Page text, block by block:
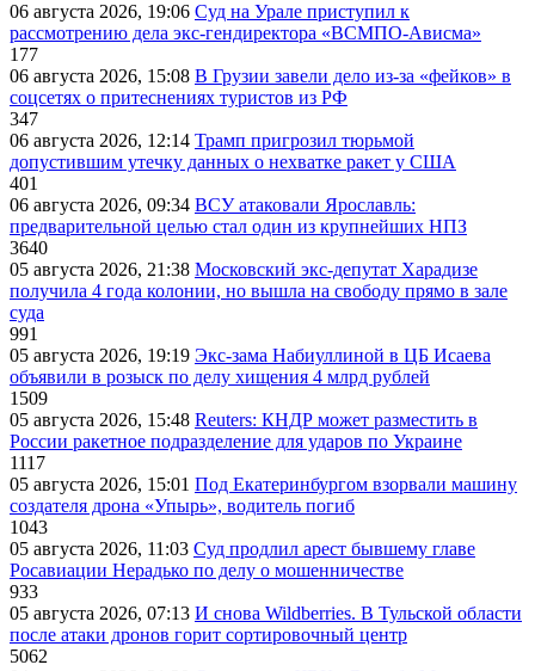
06 августа 2026, 19:06 Суд на Урале приступил к
рассмотрению дела экс-гендиректора «ВСМПО-Ависма»
177
06 августа 2026, 15:08 В Грузии завели дело из-за «фейков» в
соцсетях о притеснениях туристов из РФ
347
06 августа 2026, 12:14 Трамп пригрозил тюрьмой
допустившим утечку данных о нехватке ракет у США
401
06 августа 2026, 09:34 ВСУ атаковали Ярославль:
предварительной целью стал один из крупнейших НПЗ
3640
05 августа 2026, 21:38 Московский экс-депутат Харадизе
получила 4 года колонии, но вышла на свободу прямо в зале
суда
991
05 августа 2026, 19:19 Экс-зама Набиуллиной в ЦБ Исаева
объявили в розыск по делу хищения 4 млрд рублей
1509
05 августа 2026, 15:48 Reuters: КНДР может разместить в
России ракетное подразделение для ударов по Украине
1117
05 августа 2026, 15:01 Под Екатеринбургом взорвали машину
создателя дрона «Упырь», водитель погиб
1043
05 августа 2026, 11:03 Суд продлил арест бывшему главе
Росавиации Нерадько по делу о мошенничестве
933
05 августа 2026, 07:13 И снова Wildberries. В Тульской области
после атаки дронов горит сортировочный центр
5062